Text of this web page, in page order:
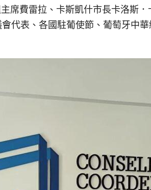
席費雷拉、卡斯凱什市長卡洛斯
代表、各國駐葡使節、葡萄牙中